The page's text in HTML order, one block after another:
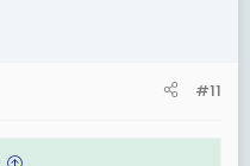
#11